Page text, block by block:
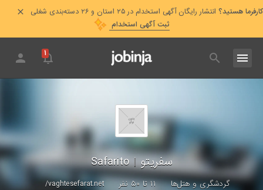
کارفرما هستید؟ انتشار رایگان آگهی استخدام در ۲۵ استان و ۲۶ دسته‌بندی شغلی
ثبت آگهی استخدام
۱
سفریتو|
Safarito
گردشگری و هتل‌ها ۱۱ تا ۵۰ نفر vaghtesefarat.net/